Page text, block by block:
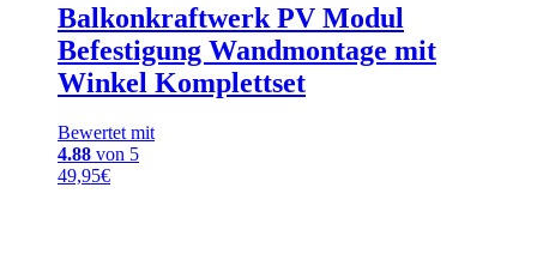
Balkonkraftwerk PV Modul
Befestigung Wandmontage mit
Winkel Komplettset
Bewertet mit
4.88 von 5
49,95€